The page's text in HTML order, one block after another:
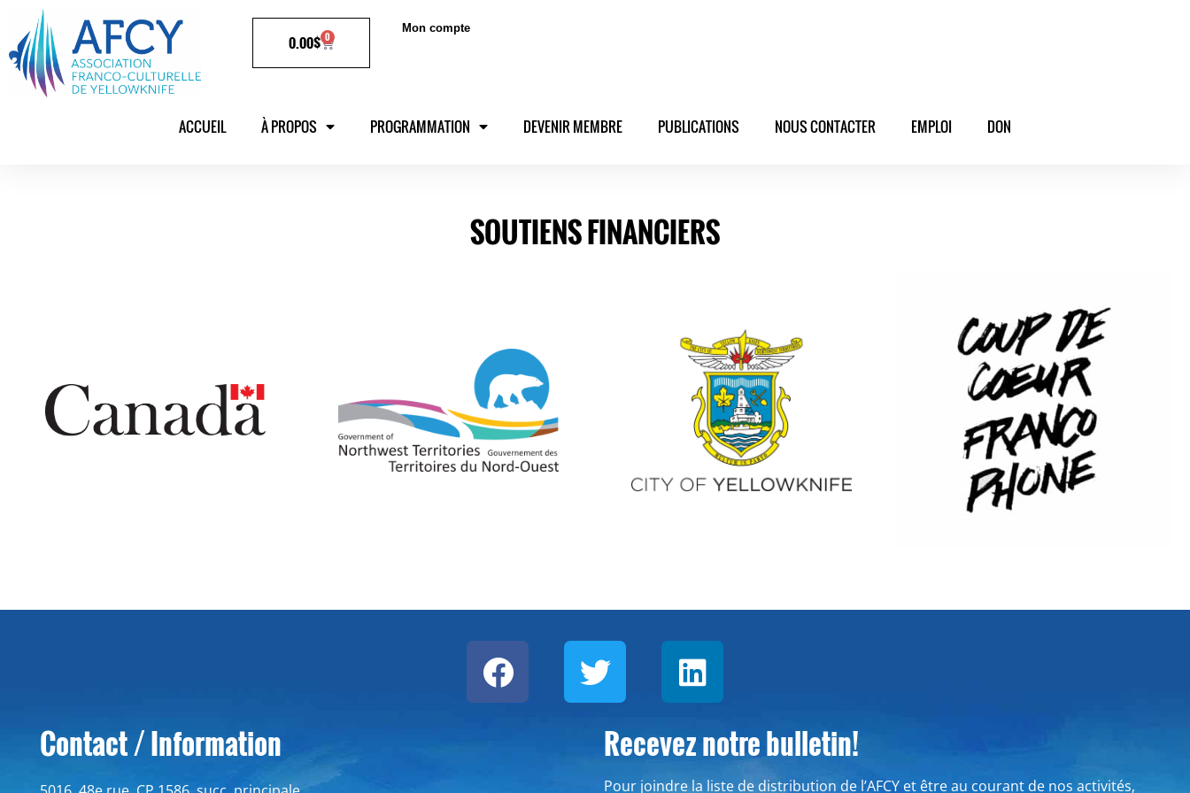
0.00$ 0
Mon compte
ACCUEIL À PROPOS PROGRAMMATION DEVENIR MEMBRE PUBLICATIONS NOUS CONTACTER EMPLOI DON
SOUTIENS FINANCIERS
Contact / Information Recevez notre bulletin!
Pour joindre la liste de distribution de l’AFCY et être au courant de nos activités,